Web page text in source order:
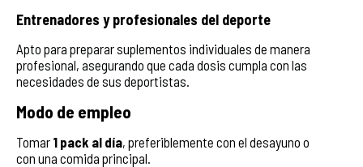
Entrenadores y profesionales del deporte
Apto para preparar suplementos individuales de manera
profesional, asegurando que cada dosis cumpla con las
necesidades de sus deportistas.
Modo de empleo
Tomar 1 pack al día, preferiblemente con el desayuno o
con una comida principal.